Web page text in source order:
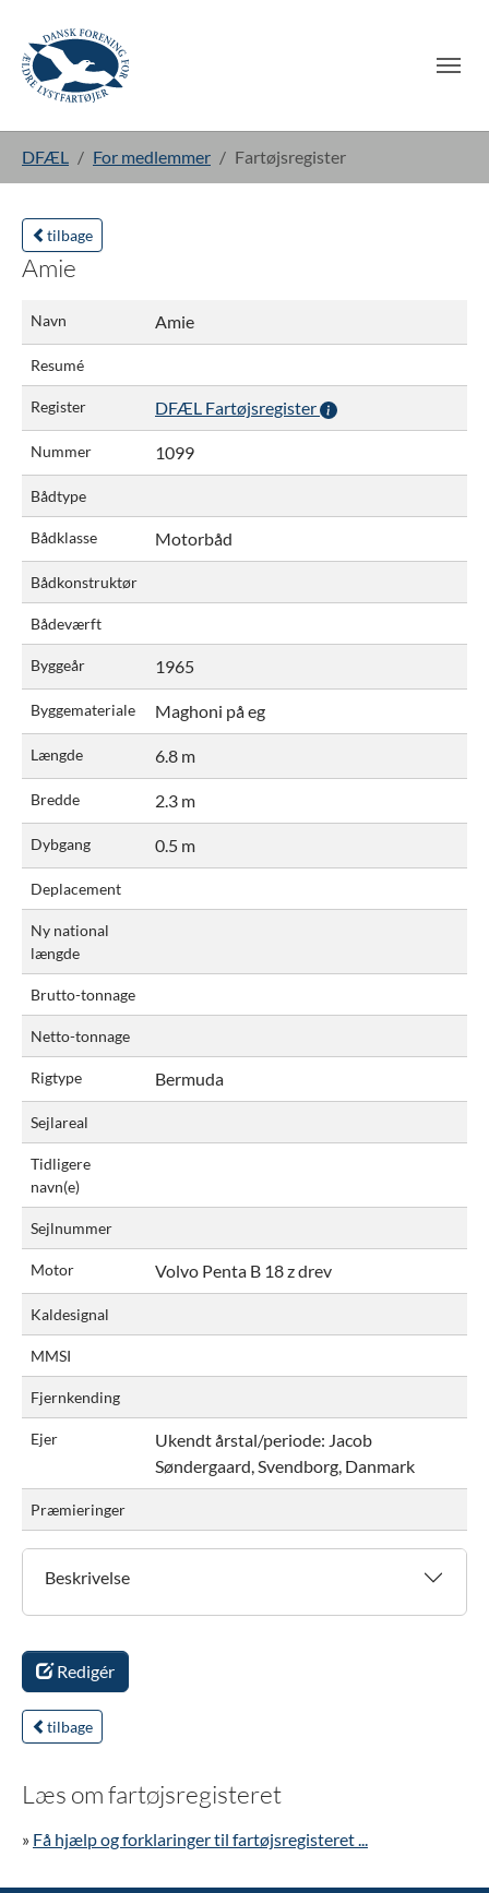
DFÆL For medlemmer Fartøjsregister
tilbage
Amie
Navn Amie
Resumé
Register DFÆL Fartøjsregister
Nummer 1099
Bådtype
Bådklasse Motorbåd
Bådkonstruktør
Bådeværft
Byggeår 1965
Byggemateriale Maghoni på eg
Længde 6.8 m
Bredde 2.3 m
Dybgang 0.5 m
Deplacement
Ny national
længde
Brutto-tonnage
Netto-tonnage
Rigtype Bermuda
Sejlareal
Tidligere
navn(e)
Sejlnummer
Motor Volvo Penta B 18 z drev
Kaldesignal
MMSI
Fjernkending
Ejer Ukendt årstal/periode: Jacob
Søndergaard, Svendborg, Danmark
Præmieringer
Beskrivelse
Redigér
tilbage
Læs om fartøjsregisteret
» Få hjælp og forklaringer til fartøjsregisteret ...